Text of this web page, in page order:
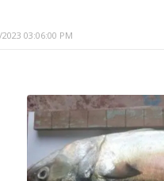
03:06:00 PM